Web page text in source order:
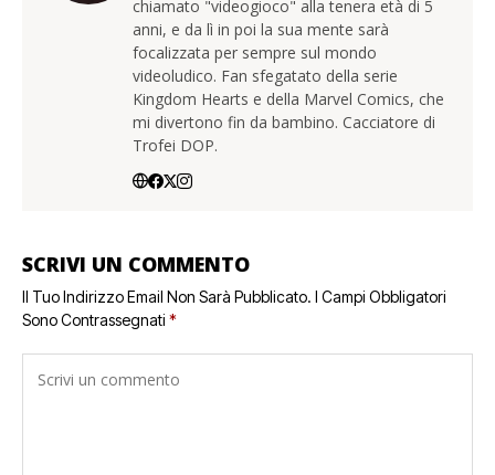
chiamato "videogioco" alla tenera età di 5
anni, e da lì in poi la sua mente sarà
focalizzata per sempre sul mondo
videoludico. Fan sfegatato della serie
Kingdom Hearts e della Marvel Comics, che
mi divertono fin da bambino. Cacciatore di
Trofei DOP.
SCRIVI UN COMMENTO
Il Tuo Indirizzo Email Non Sarà Pubblicato. I Campi Obbligatori
Sono Contrassegnati *